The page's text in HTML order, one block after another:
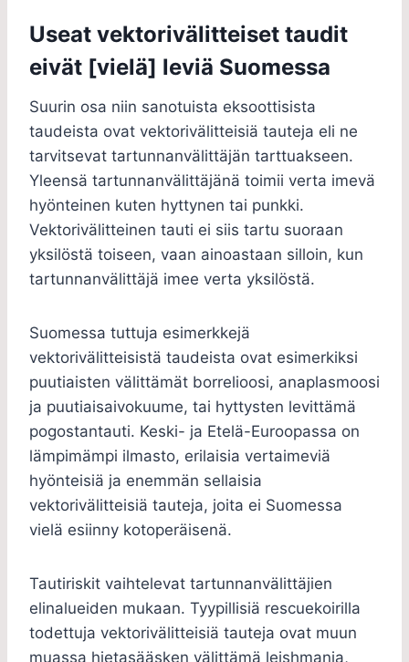
Useat vektorivälitteiset taudit
eivät [vielä] leviä Suomessa
Suurin osa niin sanotuista eksoottisista
taudeista ovat vektorivälitteisiä tauteja eli ne
tarvitsevat tartunnanvälittäjän tarttuakseen.
Yleensä tartunnanvälittäjänä toimii verta imevä
hyönteinen kuten hyttynen tai punkki.
Vektorivälitteinen tauti ei siis tartu suoraan
yksilöstä toiseen, vaan ainoastaan silloin, kun
tartunnanvälittäjä imee verta yksilöstä.
Suomessa tuttuja esimerkkejä
vektorivälitteisistä taudeista ovat esimerkiksi
puutiaisten välittämät borrelioosi, anaplasmoosi
ja puutiaisaivokuume, tai hyttysten levittämä
pogostantauti. Keski- ja Etelä-Euroopassa on
lämpimämpi ilmasto, erilaisia vertaimeviä
hyönteisiä ja enemmän sellaisia
vektorivälitteisiä tauteja, joita ei Suomessa
vielä esiinny kotoperäisenä.
Tautiriskit vaihtelevat tartunnanvälittäjien
elinalueiden mukaan. Tyypillisiä rescuekoirilla
todettuja vektorivälitteisiä tauteja ovat muun
muassa hietasääsken välittämä leishmania,